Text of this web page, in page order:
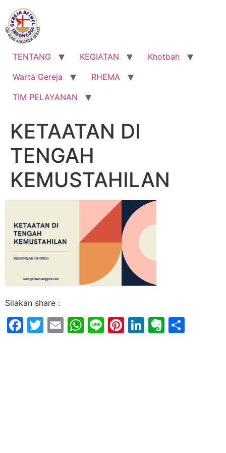
Lewati
konten
TENTANG KEGIATAN
Khotbah
Warta Gereja
RHEMA
TIM PELAYANAN
KETAATAN DI
TENGAH
KEMUSTAHILAN
Silakan share :
Facebook
Twitter
EmailWhatsApp
LinePinterest
LinkedIn